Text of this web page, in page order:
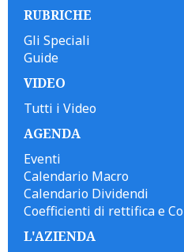
RUBRICHE
Gli Speciali
Guide
VIDEO
Tutti i Video
AGENDA
Eventi
Calendario Macro
Calendario Dividendi
Coefficienti di rettifica e
L'AZIENDA